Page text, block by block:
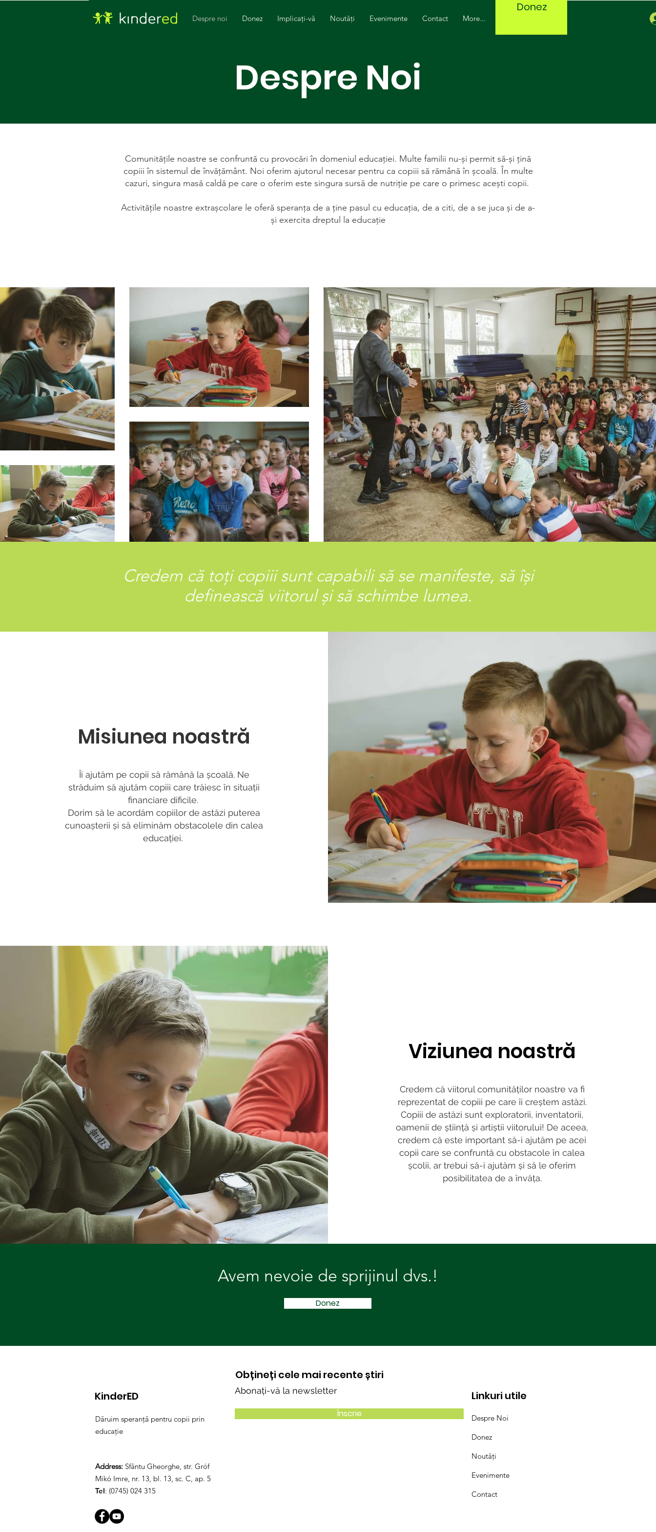
Despre noi Donez Implicați-vă Noutăți Evenimente Contact More...
Donez
Despre Noi
Comunitățile noastre se confruntă cu provocări în domeniul educației. Multe familii nu-și permit să-și țină
copiii în sistemul de învățământ. Noi oferim ajutorul necesar pentru ca copiii să rămână în școală. În multe
cazuri, singura masă caldă pe care o oferim este singura sursă de nutriție pe care o primesc acești copii.
Activitățile noastre extrașcolare le oferă speranța de a ține pasul cu educația, de a citi, de a se juca și de a-
și exercita dreptul la educație
Credem că toți copiii sunt capabili să se manifeste, să își
definească viitorul și să schimbe lumea.
Misiunea noastră
Îi ajutăm pe copii să rămână la școală. Ne
străduim să ajutăm copiii care trăiesc în situații
financiare dificile.
Dorim să le acordăm copiilor de astăzi puterea
cunoașterii și să eliminăm obstacolele din calea
educației.
Viziunea noastră
Credem că viitorul comunităților noastre va fi
reprezentat de copiii pe care îi creștem astăzi.
Copiii de astăzi sunt exploratorii, inventatorii,
oamenii de știință și artiștii viitorului! De aceea,
credem că este important să-i ajutăm pe acei
copii care se confruntă cu obstacole în calea
școlii, ar trebui să-i ajutăm și să le oferim
posibilitatea de a învăța.
Avem nevoie de sprijinul dvs.!
Donez
KinderED
Dăruim speranță pentru copii prin
educație
Address: Sfântu Gheorghe, str. Gróf
Mikó Imre, nr. 13, bl. 13, sc. C, ap. 5
Tel: (0745) 024 315
Obțineți cele mai recente știri
Abonați-vă la newsletter
Înscrie
Linkuri utile
Despre Noi
Donez
Noutăți
Evenimente
Contact